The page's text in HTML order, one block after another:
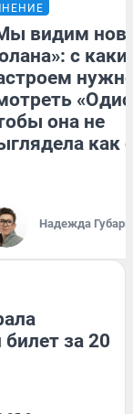
видим
с
она не
как
Надежда Губарь
за 20